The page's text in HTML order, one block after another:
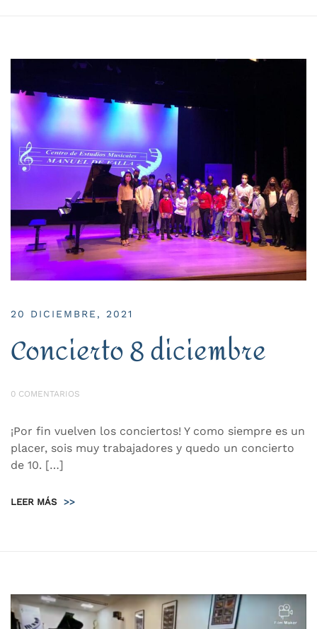
20 DICIEMBRE, 2021
Concierto 8 diciembre
0 COMENTARIOS
¡Por fin vuelven los conciertos! Y como siempre es un
placer, sois muy trabajadores y quedo un concierto
de 10. […]
LEER MÁS >>